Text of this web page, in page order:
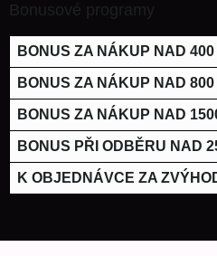
Bonusové programy
BONUS ZA NÁKUP NAD 400
BONUS ZA NÁKUP NAD 800
BONUS ZA NÁKUP NAD
BONUS PŘI ODBĚRU NAD
K OBJEDNÁVCE ZA